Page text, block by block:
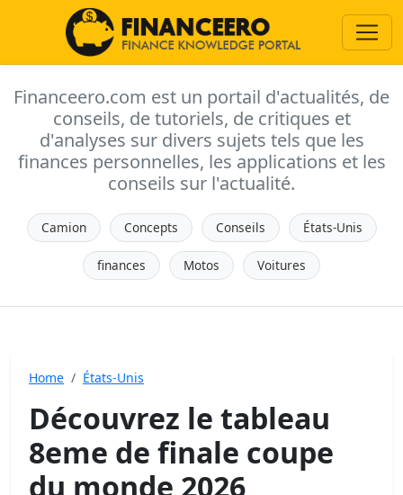
Financeero.com est un portail d'actualités, de
conseils, de tutoriels, de critiques et
d'analyses sur divers sujets tels que les
finances personnelles, les applications et les
conseils sur l'actualité.
Camion Concepts Conseils États-Unis
finances Motos Voitures
Home États-Unis
Découvrez le tableau
8eme de finale coupe
du monde 2026